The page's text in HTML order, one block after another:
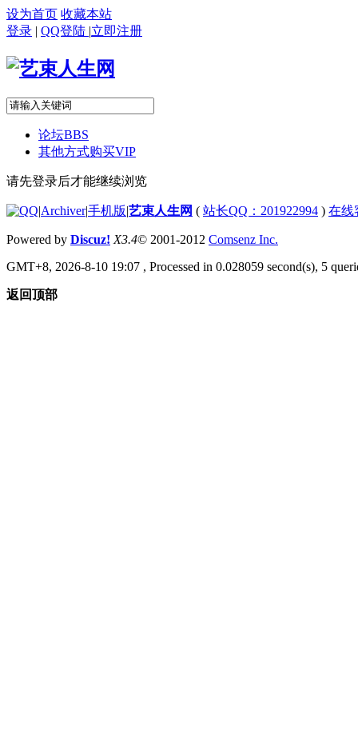
设为首页 收藏本站
登录 | QQ登陆 |立即注册
论坛BBS
其他方式购买VIP
请先登录后才能继续浏览
|Archiver|手机版|艺束人生网 ( 站长QQ：201922994 ) 在线
Powered by Discuz! X3.4© 2001-2012 Comsenz Inc.
GMT+8, 2026-8-10 19:07 , Processed in 0.028059 second(s), 5
返回顶部